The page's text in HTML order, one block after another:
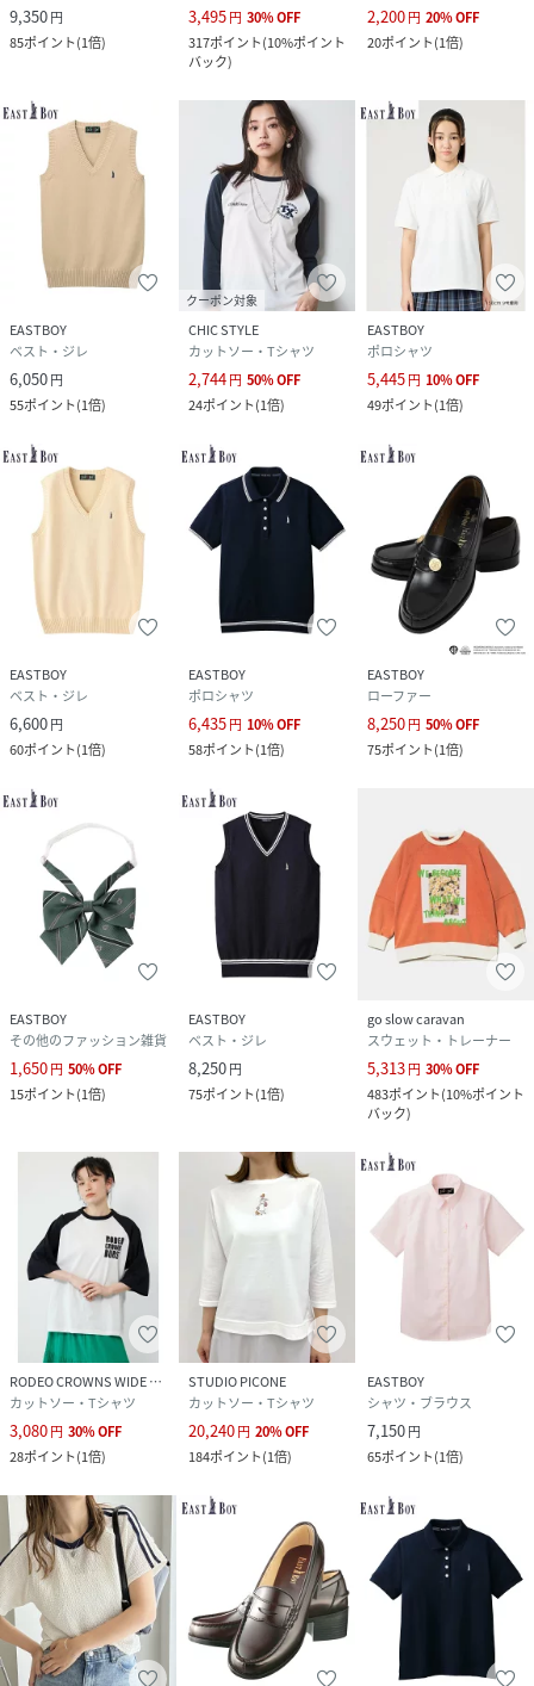
9,350円
85ポイント(1倍)
3,495円 30%OFF
317ポイント(10%ポイント
バック)
2,200円 20%OFF
20ポイント(1倍)
EASTBOY
ベスト・ジレ
6,050円
55ポイント(1倍)
クーポン対象
CHIC STYLE
カットソー・Tシャツ
2,744円 50%OFF
24ポイント(1倍)
EASTBOY
ポロシャツ
5,445円 10%OFF
49ポイント(1倍)
EASTBOY
ベスト・ジレ
6,600円
60ポイント(1倍)
EASTBOY
ポロシャツ
6,435円 10%OFF
58ポイント(1倍)
EASTBOY
ローファー
8,250円 50%OFF
75ポイント(1倍)
EASTBOY
その他のファッション雑貨
1,650円 50%OFF
15ポイント(1倍)
EASTBOY
ベスト・ジレ
8,250円
75ポイント(1倍)
go slow caravan
スウェット・トレーナー
5,313円 30%OFF
483ポイント(10%ポイント
バック)
RODEO CROWNS WIDE BOWL
カットソー・Tシャツ
3,080円 30%OFF
28ポイント(1倍)
STUDIO PICONE
カットソー・Tシャツ
20,240円 20%OFF
184ポイント(1倍)
EASTBOY
シャツ・ブラウス
7,150円
65ポイント(1倍)